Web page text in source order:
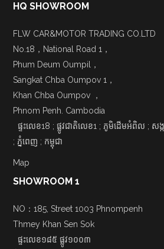
HQ SHOWROOM
FLW CAR&MOTOR TRADING CO.LTD
No.18，National Road 1，
Phum Deum Oumpil，
Sangkat Chba Oumpov 1，
Khan Chba Oumpov ，
Phnom Penh. Cambodia
ផ្ទះលេខ18 ; ផ្លូវជាតិលេខ1 ; ភូមិដើមអំពិល ; សង្
; ភ្នំពេញ ; កម្ពុជា
Map
SHOWROOM 1
NO：185, Street 1003 Phnompenh
Thmey Khan Sen Sok
ផ្ទះលេខ១៨៥ ផ្លូវ១០០៣